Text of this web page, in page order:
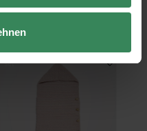
€
19 aus Baby Chenillove
set
Schlafsack Modell 15